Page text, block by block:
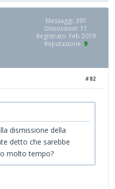
Messaggi: 397
Discussioni: 11
Registrato: Feb 2019
Reputazione: 9
#82
dismissione della
detto che sarebbe
molto tempo?